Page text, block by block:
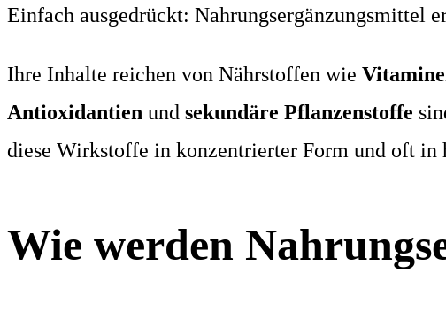
Einfach ausgedrückt: Nahrungsergänzungsmittel
Ihre Inhalte reichen von Nährstoffen wie
Antioxidantien und sekundäre Pflanzenstoffe
diese Wirkstoffe in konzentrierter Form und oft in
Wie werden